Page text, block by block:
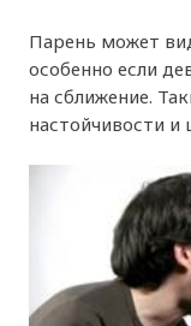
Парень может
особенно если
на сближение.
настойчивости и